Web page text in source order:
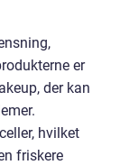
er
der kan
hvilket
friskere